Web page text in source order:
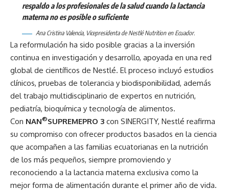
respaldo a los profesionales de la salud cuando la lactancia
materna no es posible o suficiente
Ana Cristina Valencia, Vicepresidenta de Nestlé Nutrition en Ecuador.
La reformulación ha sido posible gracias a la inversión
continua en investigación y desarrollo, apoyada en una red
global de científicos de Nestlé. El proceso incluyó estudios
clínicos, pruebas de tolerancia y biodisponibilidad, además
del trabajo multidisciplinario de expertos en nutrición,
pediatría, bioquímica y tecnología de alimentos.
Con NAN®SUPREMEPRO 3 con SINERGITY, Nestlé reafirma
su compromiso con ofrecer productos basados en la ciencia
que acompañen a las familias ecuatorianas en la nutrición
de los más pequeños, siempre promoviendo y
reconociendo a la lactancia materna exclusiva como la
mejor forma de alimentación durante el primer año de vida.